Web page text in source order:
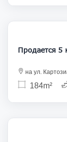
на ул.
184m²